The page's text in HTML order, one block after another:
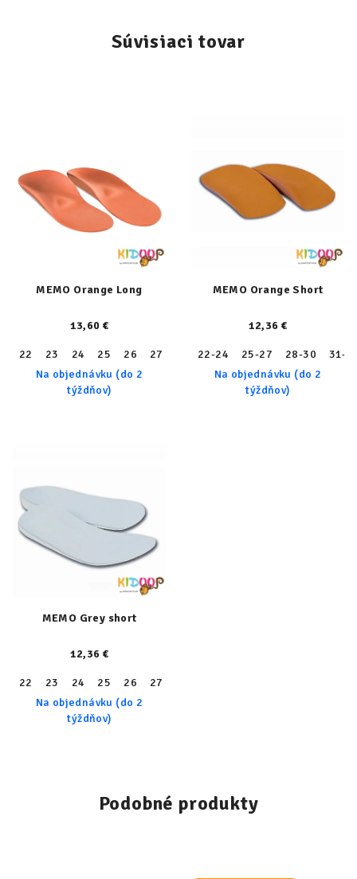
Súvisiaci tovar
MEMO Orange Long
13,60 €
22 23 24 25 26 27 29 31 32 33
34
Na objednávku (do 2
týždňov)
MEMO Orange Short
12,36 €
22-24 25-27 28-30
31-
Na objednávku (do 2
týždňov)
MEMO Grey short
12,36 €
22 23 24 25 26 27
Na objednávku (do 2
týždňov)
Podobné produkty